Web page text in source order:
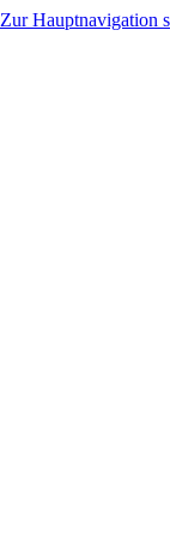
Zur Hauptnavigation